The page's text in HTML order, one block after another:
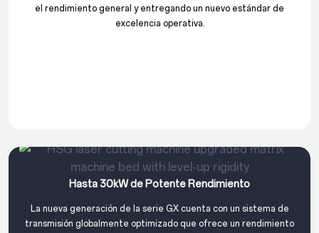
el rendimiento general y entregando un nuevo estándar de
excelencia operativa.
Hasta 30kW de Potente Rendimiento
La nueva generación de la serie GX cuenta con un sistema de
transmisión globalmente optimizado que ofrece un rendimiento